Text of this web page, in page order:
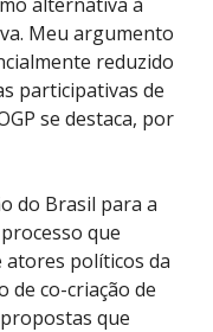
Meu argumento
reduzido
participativas de
se destaca, por
do Brasil para a
que
atores políticos da
de co-criação de
que